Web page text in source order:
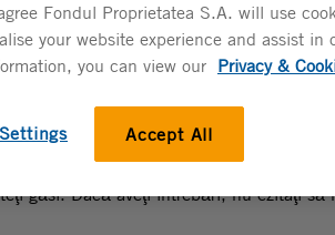
găsi. Dacă aveţi întrebări, nu ezitaţi să
Fondul Proprietatea S.A. will use
your website experience and assist in
you can view our Privacy &
Accept All